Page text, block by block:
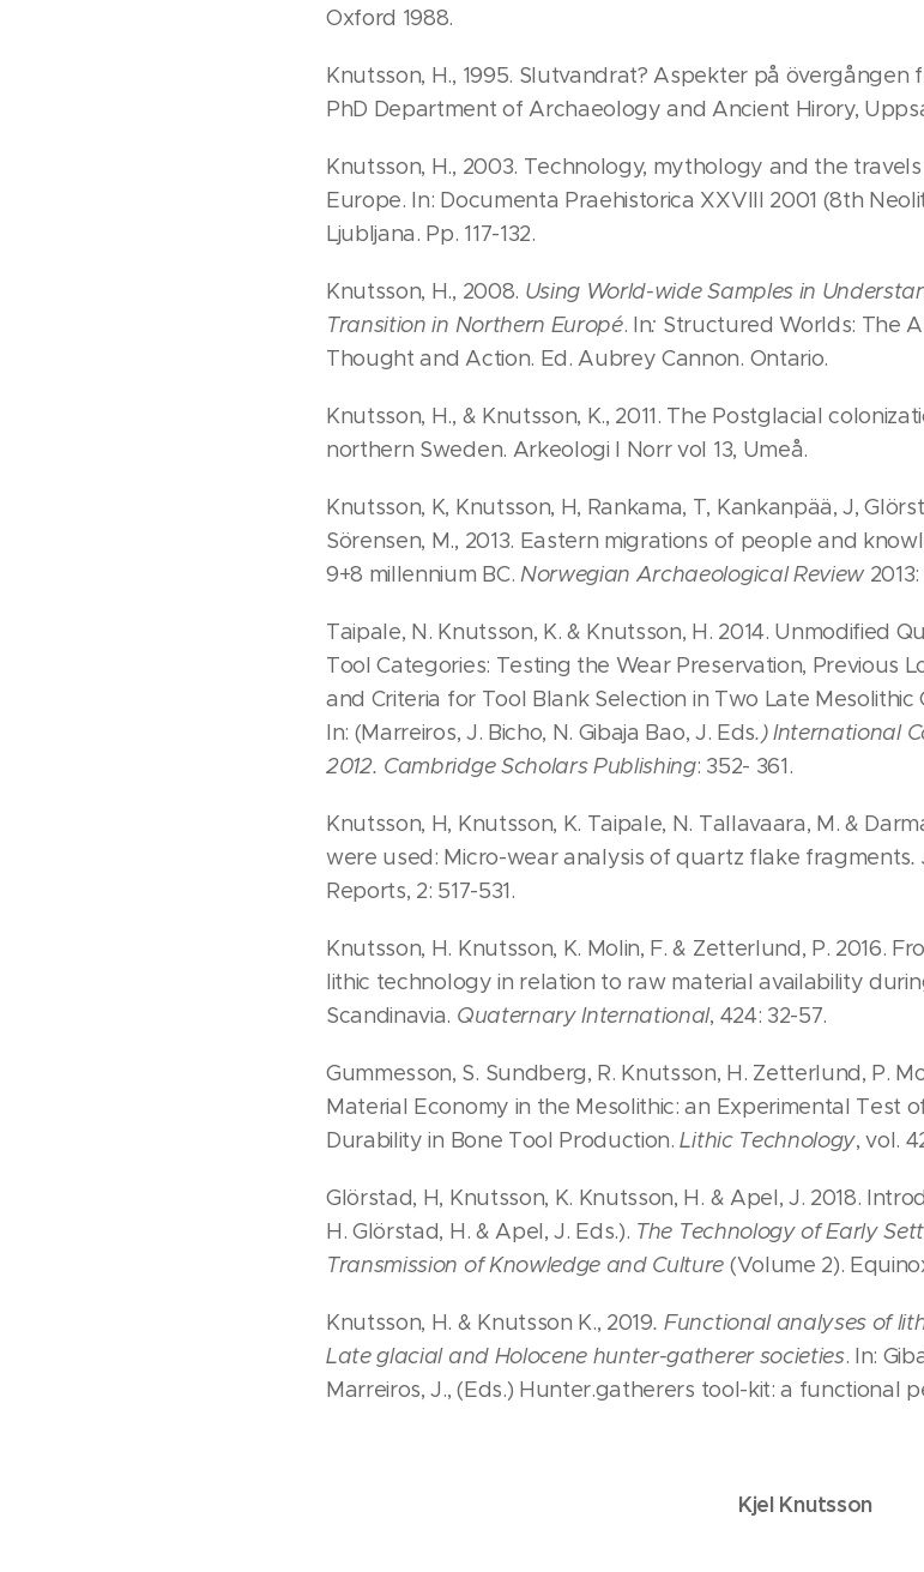
Oxford 1988.
Knutsson, H., 1995. Slutvandrat? Aspekter på
PhD Department of Archaeology and Ancient Hirory,
Knutsson, H., 2003. Technology, mythology and the
Europe. In: Documenta Praehistorica XXVIII 2001 (8th
Ljubljana. Pp. 117-132.
Knutsson, H., 2008. Using World-wide Samples in
Transition in Northern Europé. In: Structured Worlds: The
Thought and Action. Ed. Aubrey Cannon. Ontario.
Knutsson, H., & Knutsson, K., 2011. The Postglacial
northern Sweden. Arkeologi I Norr vol 13, Umeå.
Knutsson, K, Knutsson, H, Rankama, T, Kankanpää, J,
Sörensen, M., 2013. Eastern migrations of people and
9+8 millennium BC. Norwegian Archaeological Review
Taipale, N. Knutsson, K. & Knutsson, H. 2014. Unmodified
Tool Categories: Testing the Wear Preservation, Previous
and Criteria for Tool Blank Selection in Two Late
In: (Marreiros, J. Bicho, N. Gibaja Bao, J. Eds.) International
2012. Cambridge Scholars Publishing: 352- 361.
Knutsson, H, Knutsson, K. Taipale, N. Tallavaara, M. &
were used: Micro-wear analysis of quartz flake fragments.
Reports, 2: 517-531.
Knutsson, H. Knutsson, K. Molin, F. & Zetterlund, P. 2016.
lithic technology in relation to raw material availability
Scandinavia. Quaternary International, 424: 32-57.
Gummesson, S. Sundberg, R. Knutsson, H. Zetterlund, P.
Material Economy in the Mesolithic: an Experimental Test
Durability in Bone Tool Production.Lithic Technology, vol.
Glörstad, H, Knutsson, K. Knutsson, H. & Apel, J. 2018.
H. Glörstad, H. & Apel, J. Eds.). The Technology of Early
Transmission of Knowledge and Culture (Volume 2).
Knutsson, H. & Knutsson K., 2019. Functional analyses of
Late glacial and Holocene hunter-gatherer societies. In:
Marreiros, J., (Eds.) Hunter.gatherers tool-kit: a functional
Kjel Knutsson